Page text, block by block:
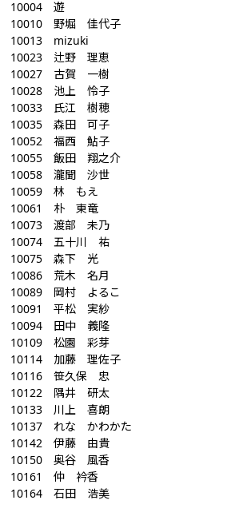
10004 遊
10010 野堀 佳代子
10013 mizuki
10023 辻野 理恵
10027 古賀 一樹
10028 池上 怜子
10033 氏江 樹穂
10035 森田 可子
10052 福西 鮎子
10055 飯田 翔之介
10058 瀧聞 沙世
10059 林 もえ
10061 朴 東竜
10073 渡部 未乃
10074 五十川 祐
10075 森下 光
10086 荒木 名月
10089 岡村 よるこ
10091 平松 実紗
10094 田中 義隆
10109 松園 彩芽
10114 加藤 理佐子
10116 笹久保 忠
10122 隅井 研太
10133 川上 喜朗
10137 れな かわかた
10142 伊藤 由貴
10150 奥谷 風香
10161 仲 衿香
10164 石田 浩美